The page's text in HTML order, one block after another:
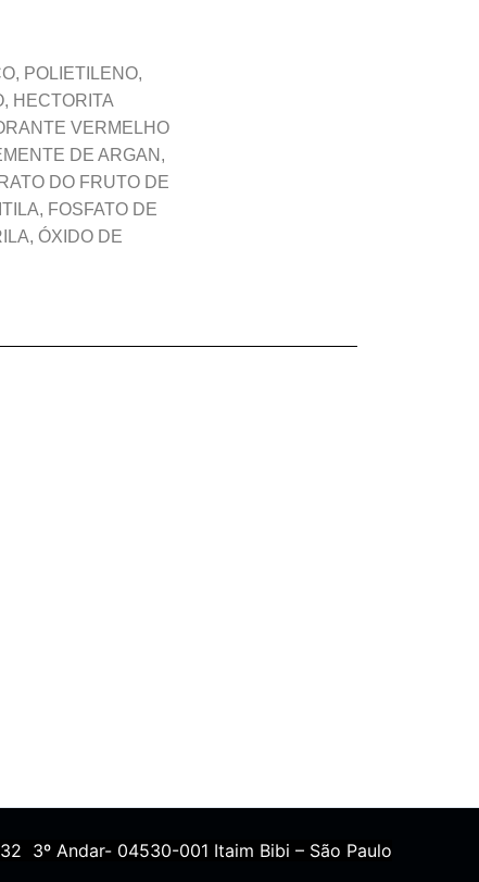
POLIETILENO,
HECTORITA
VERMELHO
DE ARGAN,
DO FRUTO DE
FOSFATO DE
ÓXIDO DE
3º Andar- 04530-001 Itaim Bibi – São Paulo